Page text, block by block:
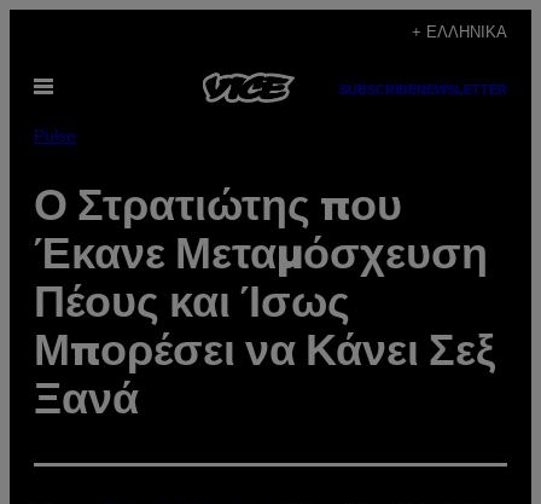
περιεχόμενο
+ ΕΛΛΗΝΙΚΆ
Ανοίξτε
SUBSCRIBENEWSLETTER
Pulse
​Ο Στρατιώτης που
Έκανε Μεταμόσχευση
Πέους και Ίσως
Μπορέσει να Κάνει Σεξ
Ξανά